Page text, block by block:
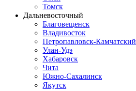
Томск
Дальневосточный
Благовещенск
Владивосток
Петропавловск-Камчатский
Улан-Удэ
Хабаровск
Чита
Южно-Сахалинск
Якутск